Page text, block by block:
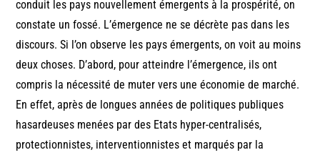
conduit les pays nouvellement émergents à la prospérité, on
constate un fossé. L’émergence ne se décrète pas dans les
discours. Si l’on observe les pays émergents, on voit au moins
deux choses. D’abord, pour atteindre l’émergence, ils ont
compris la nécessité de muter vers une économie de marché.
En effet, après de longues années de politiques publiques
hasardeuses menées par des Etats hyper-centralisés,
protectionnistes, interventionnistes et marqués par la